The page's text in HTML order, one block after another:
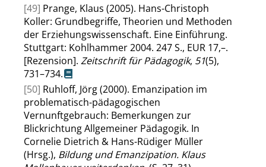
[49] Prange, Klaus (2005). Hans-Christoph
Koller: Grundbegriffe, Theorien und Methoden
der Erziehungswissenschaft. Eine Einführung.
Stuttgart: Kohlhammer 2004. 247 S., EUR 17,–.
[Rezension]. Zeitschrift für Pädagogik, 51(5),
731–734.
[50] Ruhloff, Jörg (2000). Emanzipation im
problematisch-pädagogischen
Vernunftgebrauch: Bemerkungen zur
Blickrichtung Allgemeiner Pädagogik. In
Cornelie Dietrich & Hans-Rüdiger Müller
(Hrsg.), Bildung und Emanzipation. Klaus